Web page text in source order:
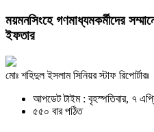
ময়মনসিংহে গণমাধ্যমকর্মীদের
ইফতার
মোঃ শহিদুল ইসলাম সিনিয়র স্টাফ রিপোর্টারঃ
আপডেট টাইম : বৃহস্পতিবার, ৭
৫৫০ বার পঠিত